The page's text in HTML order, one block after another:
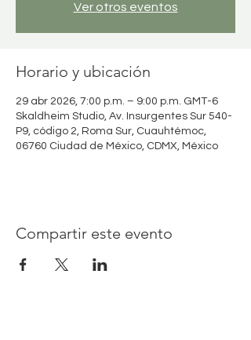
Ver otros eventos
Horario y ubicación
29 abr 2026, 7:00 p.m. – 9:00 p.m. GMT-6
Skaldheim Studio, Av. Insurgentes Sur 540-
P9, código 2, Roma Sur, Cuauhtémoc,
06760 Ciudad de México, CDMX, México
Compartir este evento